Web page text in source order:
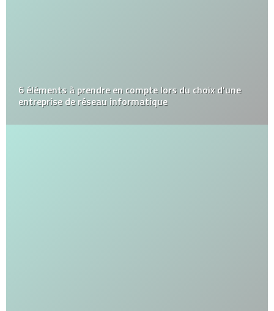
6 éléments à prendre en compte lors du choix d’une
entreprise de réseau informatique